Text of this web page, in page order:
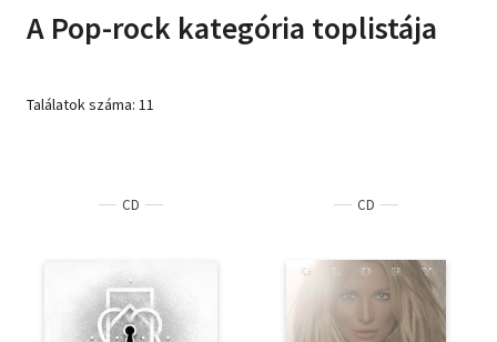
Erotika
Szakkönyv
Szótár, nyelvkönyv
A Pop-rock kategória toplistája
Találatok száma: 11
CD CD